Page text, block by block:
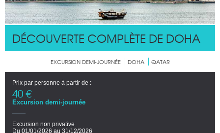
DÉCOUVERTE COMPLÈTE DE DOHA
EXCURSION DEMI-JOURNÉE DOHA QATAR
Prix par personne à partir de :
40 €
Excursion demi-journée
Excursion non privative
Du 01/01/2026 au 31/12/2026